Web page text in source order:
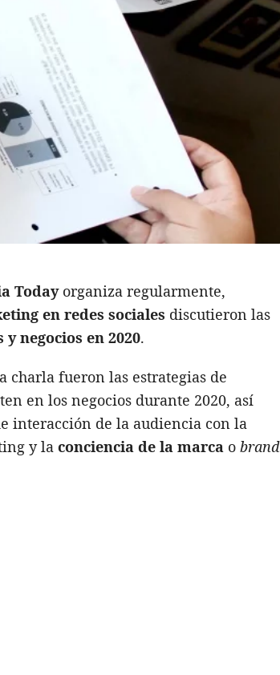
Todayorganiza regularmente,
en redes sociales discutieron las
negocios en 2020.
charla fueron las estrategias de
en los negocios durante 2020, así
interacción de la audiencia con la
y la conciencia de la marca o brand